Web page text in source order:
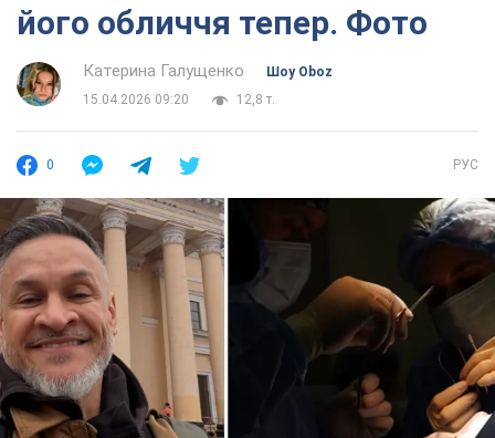
його обличчя тепер. Фото
Катерина Галущенко
Шоу Oboz
15.04.2026 09:20
12,8 т.
0 РУС